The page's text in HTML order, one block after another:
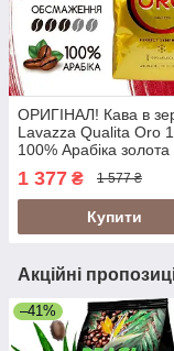
ОРИГІНАЛ! Кава в
Lavazza Qualita Oro
100% Арабіка золота
1 377 ₴ 1 577 ₴
Купити
Акційні
–41%